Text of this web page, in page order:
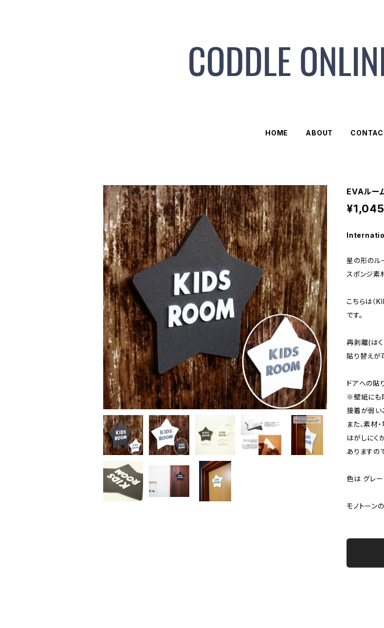
HOME ABOUT
EVAル
¥1,045
星の形のル
スポンジ素
こちらは〈
です。
再剥離(は
貼り替えが
ドアへの貼
※壁紙にも
接着が弱い
また、素材
はがしにく
ありますの
色は グレー
モノトーン